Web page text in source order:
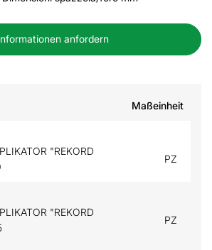
anfordern
Maßeinheit
"REKORD
PZ
"REKORD
PZ